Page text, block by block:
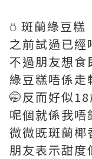
⍥ 斑蘭綠豆糕
之前試過已經
不過朋友想食
綠豆糕唔係走
🤭反而好似
呢個就係我唔
微微既斑蘭椰
朋友表示甜度